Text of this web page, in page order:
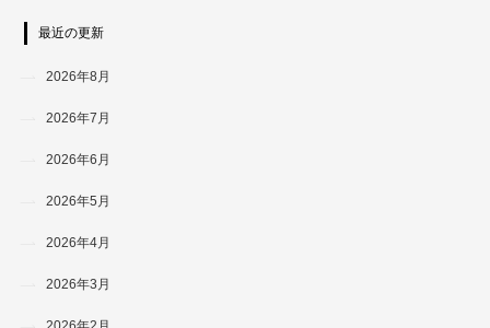
最近の更新
2026年8月
2026年7月
2026年6月
2026年5月
2026年4月
2026年3月